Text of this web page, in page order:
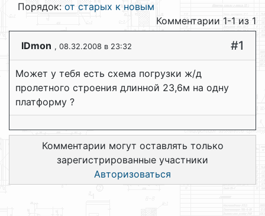
Порядок: от старых к новым
Комментарии 1-1 из 1
IDmon , 08.32.2008 в 23:32 #1
Может у тебя есть схема погрузки ж/д
пролетного строения длинной 23,6м на одну
платформу ?
Комментарии могут оставлять только
зарегистрированные участники
Авторизоваться